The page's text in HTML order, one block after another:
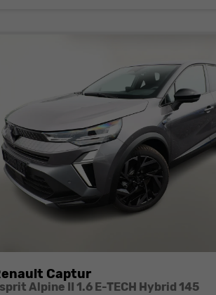
Captur
Alpine II 1.6 E-TECH Hybrid 145